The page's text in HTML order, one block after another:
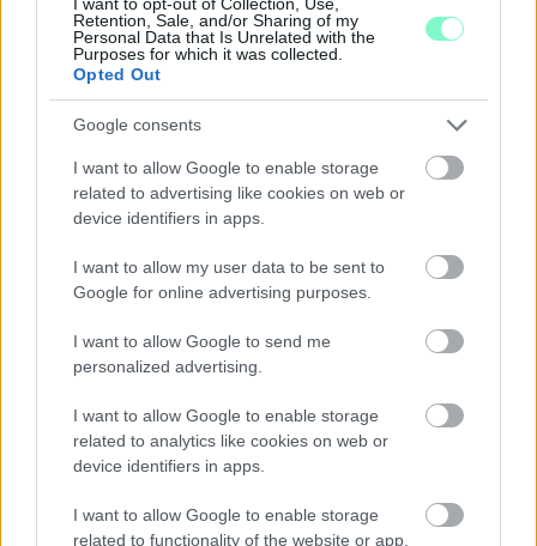
Retention, Sale, and/or Sharing of my
Personal Data that Is Unrelated with the
Purposes for which it was collected.
Opted Out
Google consents
I want to allow Google to enable storage
related to advertising like cookies on web or
device identifiers in apps.
I want to allow my user data to be sent to
Google for online advertising purposes.
I want to allow Google to send me
personalized advertising.
I want to allow Google to enable storage
related to analytics like cookies on web or
device identifiers in apps.
I want to allow Google to enable storage
related to functionality of the website or app.
Majka koncert, jóga szeánsz, “borhajózás” és egy csomó minden
ENERGIATAKARÉKOSSÁG: KORÁBBAN KEZDŐDIK